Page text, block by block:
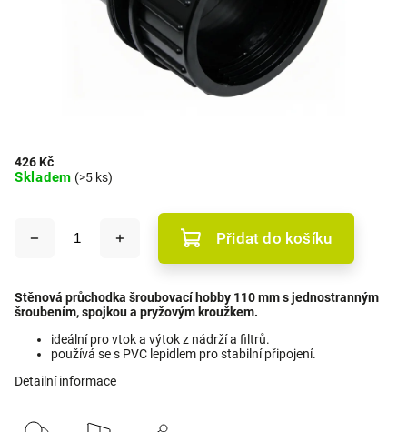
426 Kč
Skladem (>5 ks)
Přidat do košíku
Stěnová průchodka šroubovací hobby 110 mm s jednostranným
šroubením, spojkou a pryžovým kroužkem.
ideální pro vtok a výtok z nádrží a filtrů.
používá se s PVC lepidlem pro stabilní připojení.
Detailní informace